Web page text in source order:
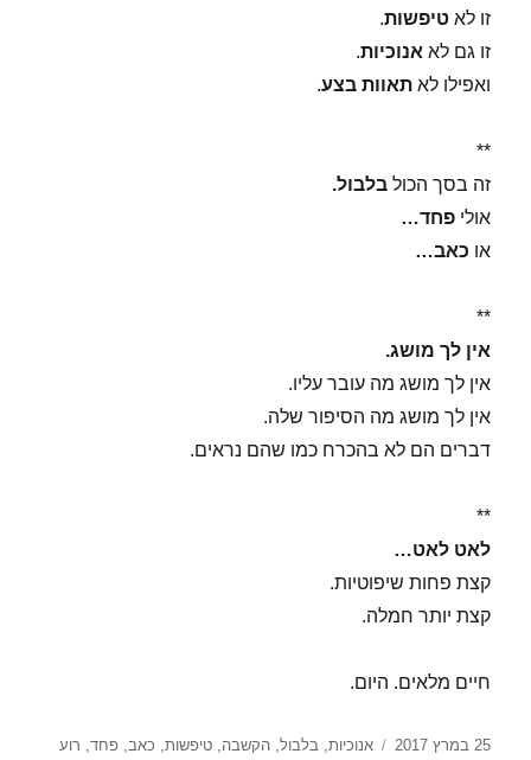
זו לאטיפשות.
זו גם לא אנוכיות.
ואפילו לאתאוות בצע.
**
זה בסך הכול בלבול.
אוליפחד…
או כאב…
**
אין לך מושג.
אין לך מושג מה עובר עליו.
אין לך מושג מה הסיפור שלה.
דברים הם לא בהכרח כמו שהם נראים.
**
לאט לאט…
קצת פחות שיפוטיות.
קצת יותר חמלה.
חיים מלאים. היום.
פורסם
25 במרץ 2017 תגיות
אנוכיות,בלבול,הקשבה,טיפשות, כאב,פחד, רוע